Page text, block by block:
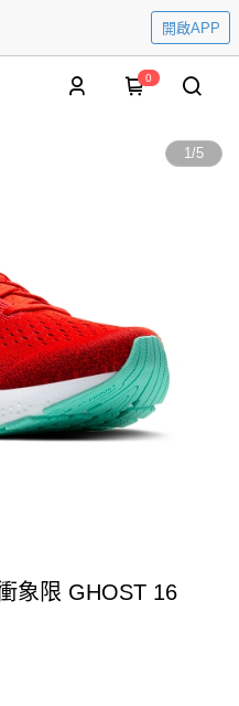
開啟APP
0
1/5
象限 GHOST 16